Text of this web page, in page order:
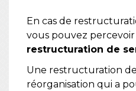
En cas de
vous pouvez
restructuration de
Une restructuration
réorganisation qui a